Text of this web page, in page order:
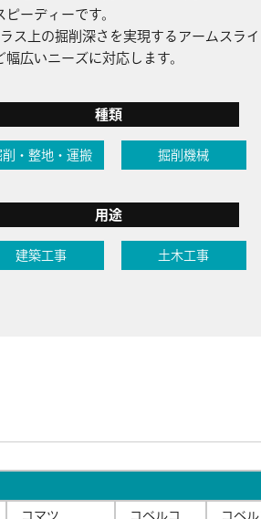
ピーディーです。
ス上の掘削深さを実現するアームスラ
幅広いニーズに対応します。
種類
削・整地・運搬 掘削機械
用途
建築工事 土木工事
コマツ コベルコ コベル